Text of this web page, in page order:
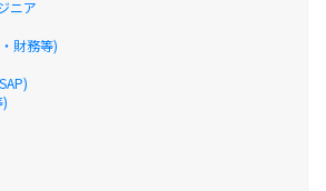
ニア
財務等)